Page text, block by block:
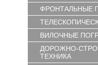
ФРОНТАЛЬНЫЕ
ВИЛОЧНЫЕ
ДОРОЖНО-
ТЕХНИКА